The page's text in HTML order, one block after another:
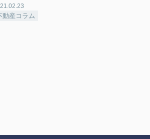
動産コラム